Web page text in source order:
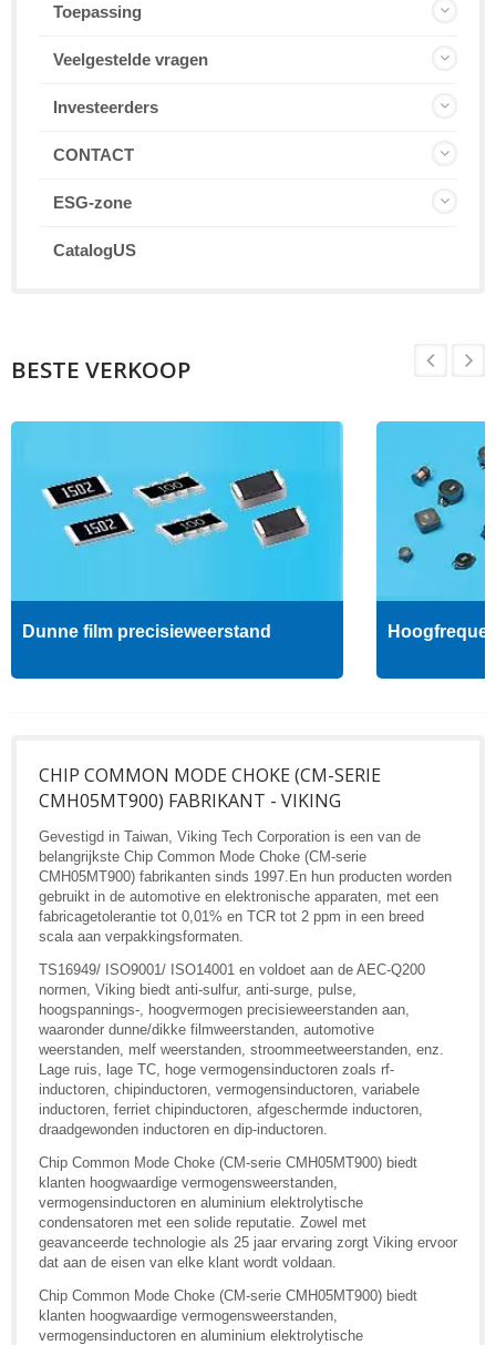
Toepassing
Veelgestelde vragen
Investeerders
CONTACT
ESG-zone
CatalogUS
BESTE VERKOOP
Dunne film precisieweerstand
CHIP COMMON MODE CHOKE (CM-SERIE
CMH05MT900) FABRIKANT - VIKING
Gevestigd in Taiwan, Viking Tech Corporation is een van de
belangrijkste Chip Common Mode Choke (CM-serie
CMH05MT900) fabrikanten sinds 1997.En hun producten worden
gebruikt in de automotive en elektronische apparaten, met een
fabricagetolerantie tot 0,01% en TCR tot 2 ppm in een breed
scala aan verpakkingsformaten.
TS16949/ ISO9001/ ISO14001 en voldoet aan de AEC-Q200
normen, Viking biedt anti-sulfur, anti-surge, pulse,
hoogspannings-, hoogvermogen precisieweerstanden aan,
waaronder dunne/dikke filmweerstanden, automotive
weerstanden, melf weerstanden, stroommeetweerstanden, enz.
Lage ruis, lage TC, hoge vermogensinductoren zoals rf-
inductoren, chipinductoren, vermogensinductoren, variabele
inductoren, ferriet chipinductoren, afgeschermde inductoren,
draadgewonden inductoren en dip-inductoren.
Chip Common Mode Choke (CM-serie CMH05MT900) biedt
klanten hoogwaardige vermogensweerstanden,
vermogensinductoren en aluminium elektrolytische
condensatoren met een solide reputatie. Zowel met
geavanceerde technologie als 25 jaar ervaring zorgt Viking ervoor
dat aan de eisen van elke klant wordt voldaan.
Chip Common Mode Choke (CM-serie CMH05MT900) biedt
klanten hoogwaardige vermogensweerstanden,
vermogensinductoren en aluminium elektrolytische